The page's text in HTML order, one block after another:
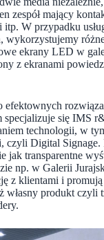
zespół mający
W przypadku
wykorzystujemy
ekrany LED w
z ekranami
efektownych
specjalizuje się IMS
technologii, w
czyli Digital Signage.
jak transparentne
np. w Galerii
z klientami i
własny produkt czyli